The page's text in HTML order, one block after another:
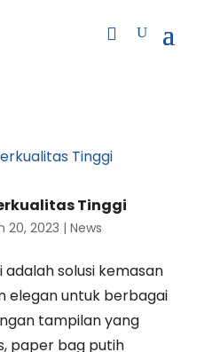
Tinggi
20, 2023 | News
solusi kemasan
elegan untuk berbagai
tampilan yang
paper bag putih